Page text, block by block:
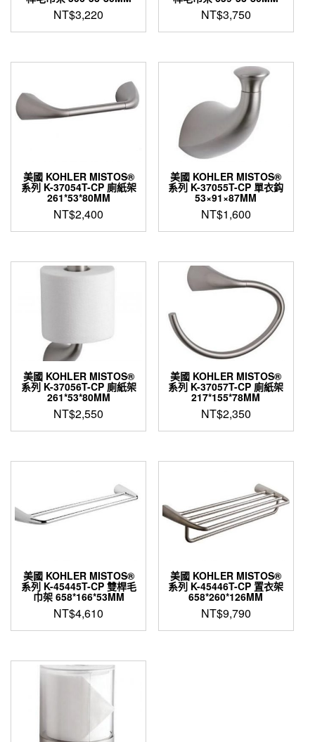
NT$3,220 NT$3,750
美國 KOHLER MISTOS®
系列 K-37054T-CP 廁紙架
261*53*80MM
NT$2,400
美國 KOHLER MISTOS®
系列 K-37055T-CP 單衣鈎
53×91×87MM
NT$1,600
美國 KOHLER MISTOS®
系列 K-37056T-CP 廁紙架
261*53*80MM
NT$2,550
美國 KOHLER MISTOS®
系列 K-37057T-CP 廁紙架
217*155*78MM
NT$2,350
美國 KOHLER MISTOS®
系列 K-45445T-CP 雙桿毛
巾架 658*166*53MM
NT$4,610
美國 KOHLER MISTOS®
系列 K-45446T-CP 置衣架
658*260*126MM
NT$9,790